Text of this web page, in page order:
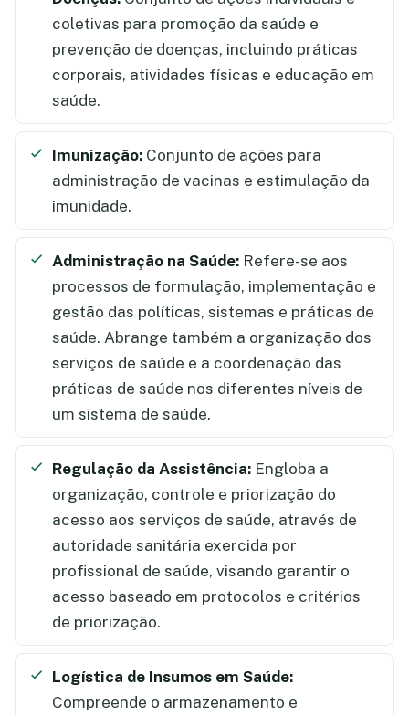
coletivas para promoção da saúde e
prevenção de doenças, incluindo práticas
corporais, atividades físicas e educação em
saúde.
Imunização: Conjunto de ações para
administração de vacinas e estimulação da
imunidade.
Administração na Saúde: Refere-se aos
processos de formulação, implementação e
gestão das políticas, sistemas e práticas de
saúde. Abrange também a organização dos
serviços de saúde e a coordenação das
práticas de saúde nos diferentes níveis de
um sistema de saúde.
Regulação da Assistência: Engloba a
organização, controle e priorização do
acesso aos serviços de saúde, através de
autoridade sanitária exercida por
profissional de saúde, visando garantir o
acesso baseado em protocolos e critérios
de priorização.
Logística de Insumos em Saúde:
Compreende o armazenamento e